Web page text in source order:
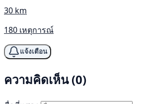
30 km
180 เหตุการณ์
แจ้งเตือน
ความคิดเห็น (0)